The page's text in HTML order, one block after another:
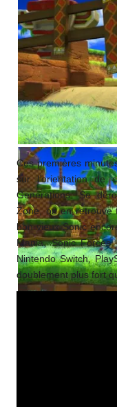
Ces premières
sur l’orientation de
Generations. Se
Zone, on en retrouve
bon vieux Sonic
Mania, Sonic
Nintendo Switch,
doublement plus fort